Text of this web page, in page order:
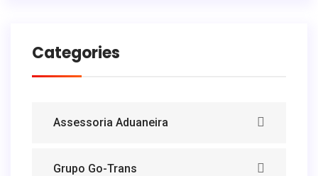
Categories
Assessoria Aduaneira
Grupo Go-Trans